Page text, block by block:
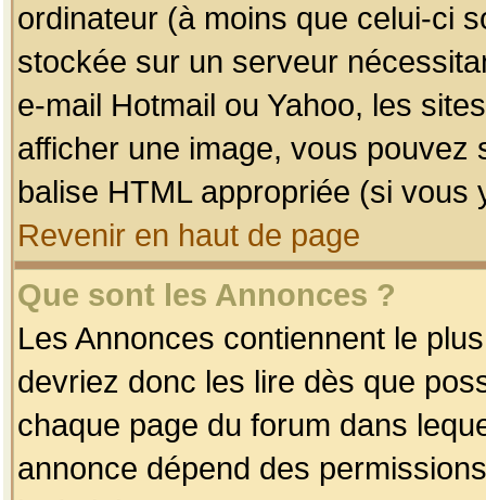
ordinateur (à moins que celui-ci
stockée sur un serveur
e-mail Hotmail ou Yahoo, les
afficher une image, vous pouvez
balise HTML appropriée (si vous
Revenir en haut de page
Que sont les Annonces ?
Les Annonces contiennent le
devriez donc les lire dès que
chaque page du forum dans
annonce dépend des